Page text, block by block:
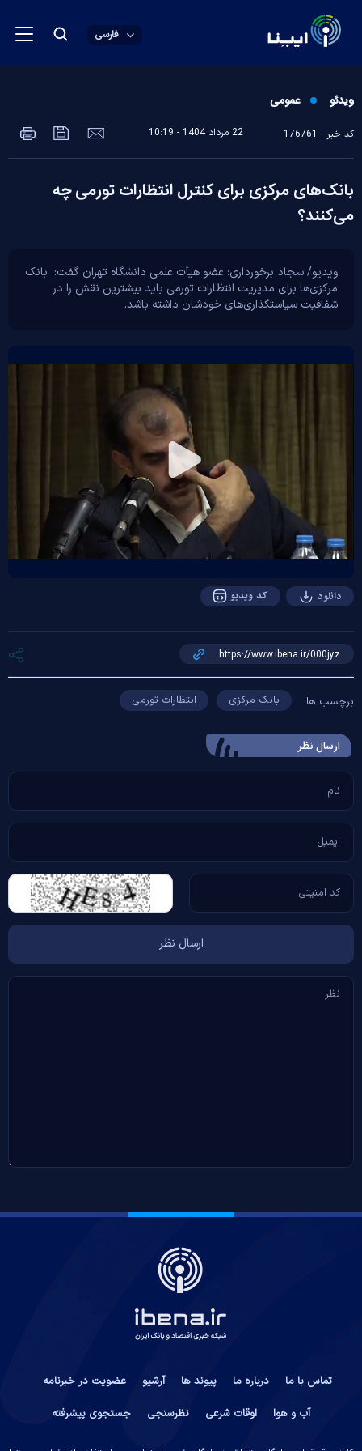
فارسی
ویدئو عمومی
کد خبر : 176761 22 مرداد 1404 - 10:19
بانک‌های مرکزی برای کنترل انتظارات تورمی چه
می‌کنند؟
ویدیو/ سجاد برخورداری؛ عضو هیأت علمی دانشگاه تهران گفت: بانک
مرکزی‌ها برای مدیریت انتظارات تورمی باید بیشترین نقش را در
شفافیت سیاستگذاری‌های خودشان داشته باشد.
Play
Video
دانلود کد ویدیو
برچسب ها: بانک مرکزی انتظارات تورمی
ارسال‌ نظر
تماس با ما درباره ما پیوند ها آرشیو
عضویت در خبرنامه
آب و هوا
اوقات شرعی نظرسنجی جستجوی پیشرفته